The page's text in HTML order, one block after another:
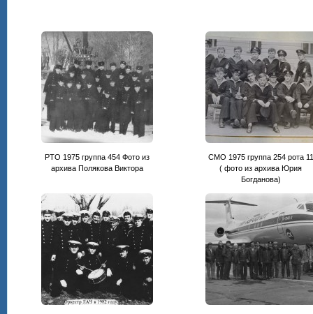
РТО 1975 группа 454 Фото из
архива Полякова Виктора
СМО 1975 группа 254 рота 11
( фото из архива Юрия
Богданова)